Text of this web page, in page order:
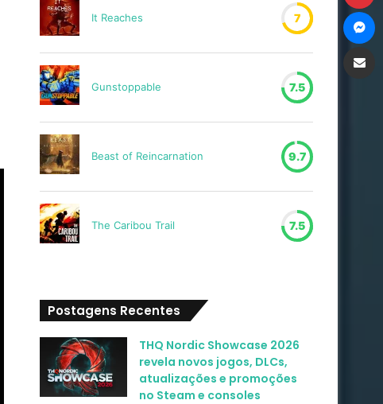
It Reaches 7
Gunstoppable 7.5
Beast of Reincarnation 9.7
The Caribou Trail 7.5
Postagens Recentes
THQ Nordic Showcase 2026
revela novos jogos, DLCs,
atualizações e promoções
no Steam e consoles